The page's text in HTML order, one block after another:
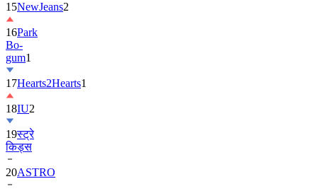
16Park
Bo-
gum1
17Hearts2Hearts
18IU2
19स्ट्रे
किड्स
20ASTRO
21EXO